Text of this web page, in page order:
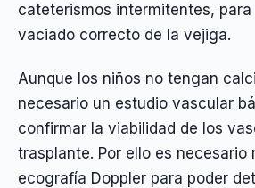
cateterismos intermitentes,
vaciado correcto de la vejiga.
Aunque los niños no tengan
necesario un estudio vascular
confirmar la viabilidad de los
trasplante. Por ello es necesario
ecografía Doppler para poder